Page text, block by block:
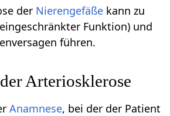
der Nierengefäßekann zu
Funktion) und
führen.
Arteriosklerose
Anamnese, bei der der Patient